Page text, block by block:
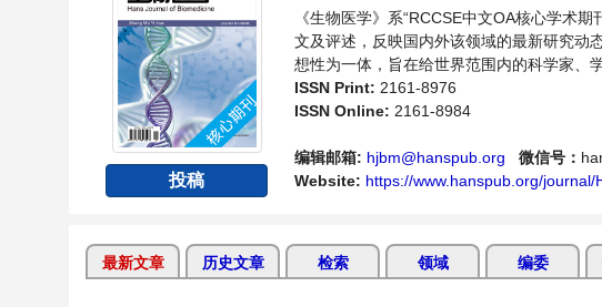
投稿
《生物医学》系“RCCSE中文OA核心学术
文及评述，反映国内外该领域的最新研究动
想性为一体，旨在给世界范围内的科学家、
与发展的交流平台。
ISSN Print: 2161-8976
ISSN Online: 2161-8984
编辑邮箱: hjbm@hanspub.org 微信号：
Website: https://www.hanspub.org/journal/
最新文章 历史文章 检索 领域 编委